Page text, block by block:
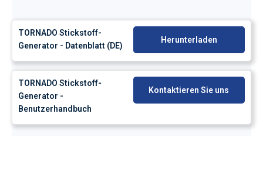
TORNADO Stickstoff-
Generator - Datenblatt (DE)
Herunterladen
TORNADO Stickstoff-
Generator -
Benutzerhandbuch
Kontaktieren Sie uns